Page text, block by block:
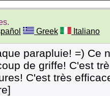
Greek Italiano
parapluie! =) Ce
de griffe! C'est
C'est très